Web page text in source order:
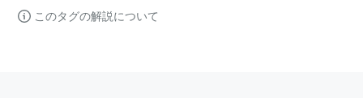
このタグの解説について